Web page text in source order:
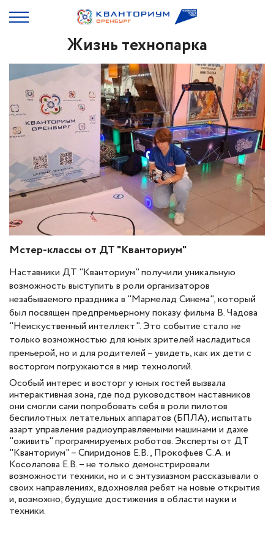
Жизнь технопарка
Мстер-классы от ДТ "Кванториум"
Наставники ДТ "Кванториум" получили уникальную
возможность выступить в роли организаторов
незабываемого праздника в "Мармелад Синема", который
был посвящен предпремьерному показу фильма В. Чадова
"Неискуственный интеллект". Это событие стало не
только возможностью для юных зрителей насладиться
премьерой, но и для родителей – увидеть, как их дети с
восторгом погружаются в мир технологий.
Особый интерес и восторг у юных гостей вызвала
интерактивная зона, где под руководством наставников
они смогли сами попробовать себя в роли пилотов
беспилотных летательных аппаратов (БПЛА), испытать
азарт управления радиоуправляемыми машинами и даже
"оживить" программируемых роботов. Эксперты от ДТ
"Кванториум" – Спиридонов Е.В., Прокофьев С.А. и
Косолапова Е.В. – не только демонстрировали
возможности техники, но и с энтузиазмом рассказывали о
своих направлениях, вдохновляя ребят на новые открытия
и, возможно, будущие достижения в области науки и
техники.